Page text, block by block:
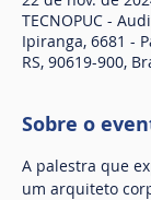
TECNOPUC -
Ipiranga, 6681 -
RS, 90619-900,
Sobre o
A palestra que
um arquiteto